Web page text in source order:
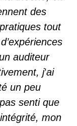
des
tout
auditeur
j’ai
un peu
senti que
mon